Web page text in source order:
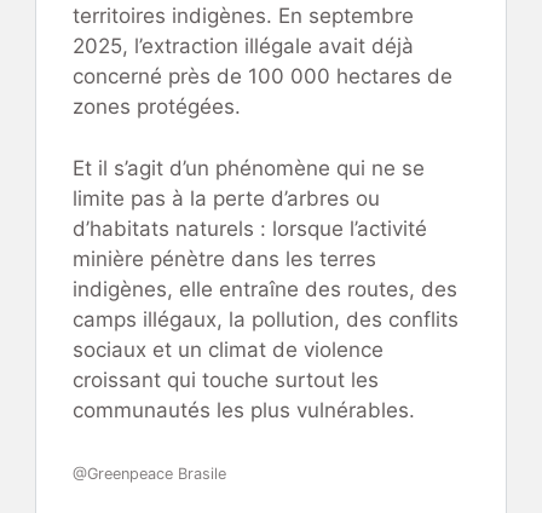
territoires indigènes. En septembre
2025, l’extraction illégale avait déjà
concerné près de 100 000 hectares de
zones protégées.
Et il s’agit d’un phénomène qui ne se
limite pas à la perte d’arbres ou
d’habitats naturels : lorsque l’activité
minière pénètre dans les terres
indigènes, elle entraîne des routes, des
camps illégaux, la pollution, des conflits
sociaux et un climat de violence
croissant qui touche surtout les
communautés les plus vulnérables.
@Greenpeace Brasile